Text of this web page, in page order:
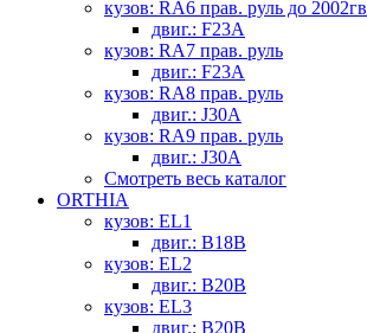
кузов: RA6 прав. руль до 2002гв
двиг.: F23A
кузов: RA7 прав. руль
двиг.: F23A
кузов: RA8 прав. руль
двиг.: J30A
кузов: RA9 прав. руль
двиг.: J30A
Смотреть весь каталог
ORTHIA
кузов: EL1
двиг.: B18B
кузов: EL2
двиг.: B20B
кузов: EL3
двиг.: B20B